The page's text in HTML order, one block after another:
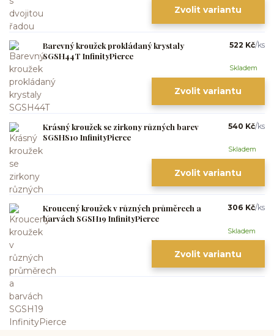
Zvolit variantu
Barevný kroužek prokládaný krystaly
SGSH44T InfinityPierce
522 Kč/ks
Skladem
Zvolit variantu
Krásný kroužek se zirkony různých barev
SGSHS10 InfinityPierce
540 Kč/ks
Skladem
Zvolit variantu
Kroucený kroužek v různých průměrech a
barvách SGSH19 InfinityPierce
306 Kč/ks
Skladem
Zvolit variantu